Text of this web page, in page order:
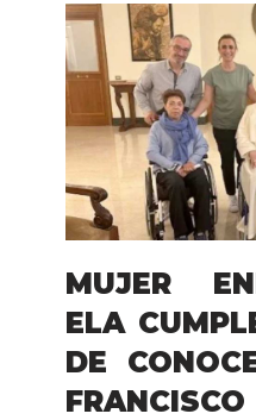
MUJER
ELA
DE
FRANCISCO